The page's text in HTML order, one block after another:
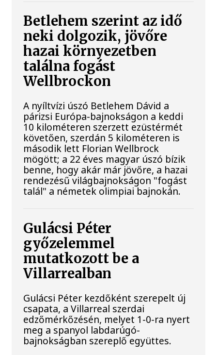
Betlehem szerint az idő
neki dolgozik, jövőre
hazai környezetben
találna fogást
Wellbrockon
A nyíltvízi úszó Betlehem Dávid a
párizsi Európa-bajnokságon a keddi
10 kilométeren szerzett ezüstérmét
követően, szerdán 5 kilométeren is
második lett Florian Wellbrock
mögött; a 22 éves magyar úszó bízik
benne, hogy akár már jövőre, a hazai
rendezésű világbajnokságon "fogást
talál" a németek olimpiai bajnokán.
Gulácsi Péter
győzelemmel
mutatkozott be a
Villarrealban
Gulácsi Péter kezdőként szerepelt új
csapata, a Villarreal szerdai
edzőmérkőzésén, melyet 1-0-ra nyert
meg a spanyol labdarúgó-
bajnokságban szereplő együttes.